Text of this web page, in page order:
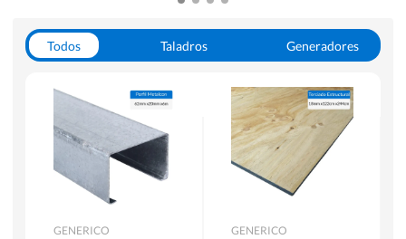
Todos Taladros
Generadores
Herramientas Manuales
Sierras Circulares
GENERICO GENERICO